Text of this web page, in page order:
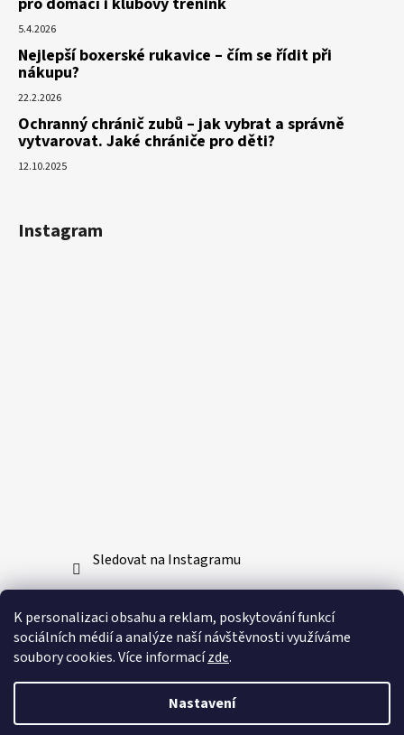
K personalizaci obsahu a reklam, poskytování funkcí
sociálních médií a analýze naší návštěvnosti využíváme
soubory cookies. Více informacízde.
Nastavení
5.4.2026
Nejlepší boxerské rukavice – čím se řídit při
nákupu?
22.2.2026
Ochranný chránič zubů – jak vybrat a správně
vytvarovat. Jaké chrániče pro děti?
12.10.2025
Instagram
Sledovat na Instagramu
Přijímáme online platby